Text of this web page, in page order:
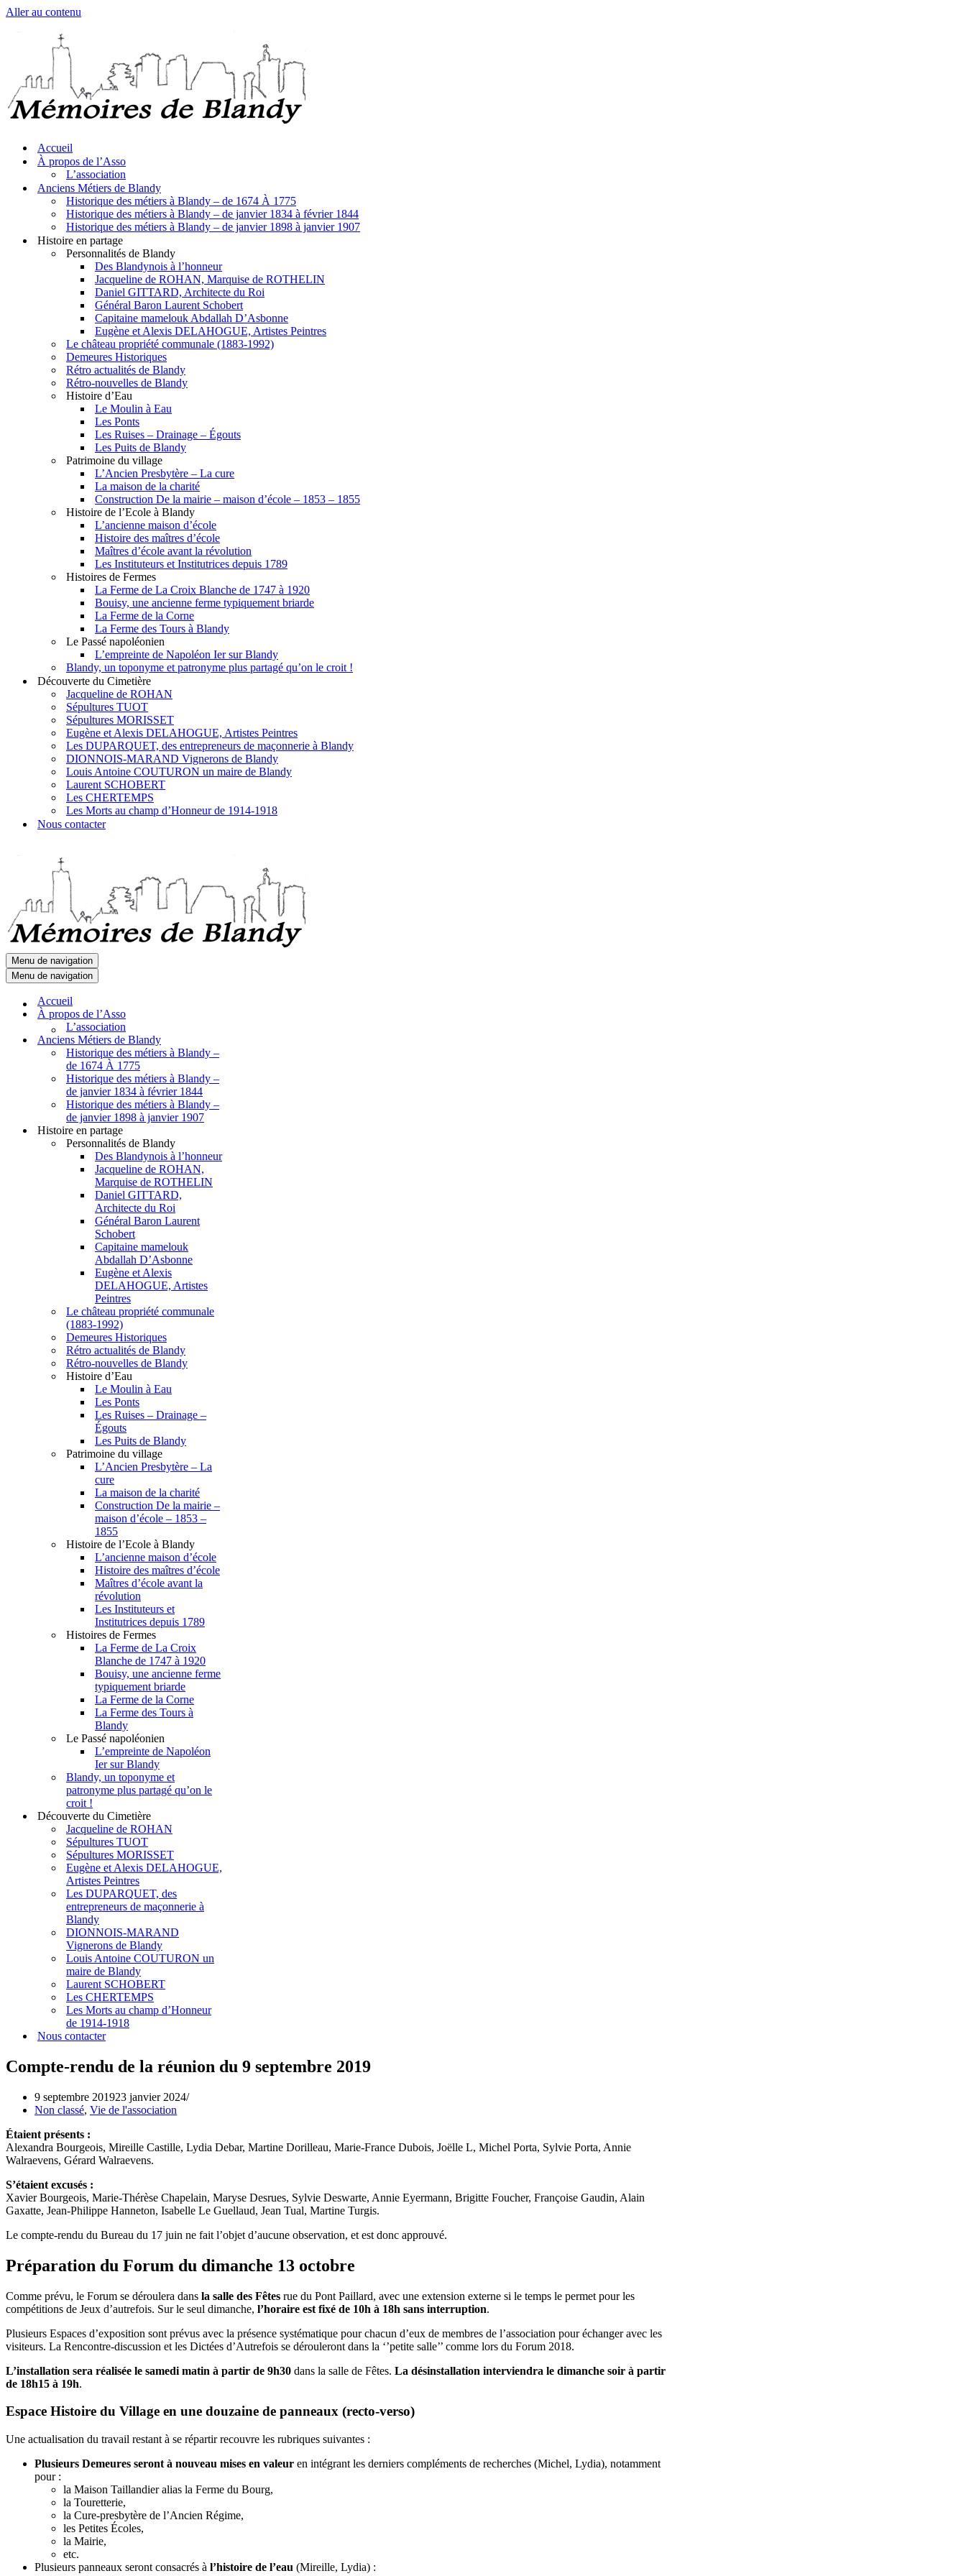
Aller au contenu
Accueil
À propos de l’Asso
L’association
Anciens Métiers de Blandy
Historique des métiers à Blandy – de 1674 À 1775
Historique des métiers à Blandy – de janvier 1834 à février 1844
Historique des métiers à Blandy – de janvier 1898 à janvier 1907
Histoire en partage
Personnalités de Blandy
Des Blandynois à l’honneur
Jacqueline de ROHAN, Marquise de ROTHELIN
Daniel GITTARD, Architecte du Roi
Général Baron Laurent Schobert
Capitaine mamelouk Abdallah D’Asbonne
Eugène et Alexis DELAHOGUE, Artistes Peintres
Le château propriété communale (1883-1992)
Demeures Historiques
Rétro actualités de Blandy
Rétro-nouvelles de Blandy
Histoire d’Eau
Le Moulin à Eau
Les Ponts
Les Ruises – Drainage – Égouts
Les Puits de Blandy
Patrimoine du village
L’Ancien Presbytère – La cure
La maison de la charité
Construction De la mairie – maison d’école – 1853 – 1855
Histoire de l’Ecole à Blandy
L’ancienne maison d’école
Histoire des maîtres d’école
Maîtres d’école avant la révolution
Les Instituteurs et Institutrices depuis 1789
Histoires de Fermes
La Ferme de La Croix Blanche de 1747 à 1920
Bouisy, une ancienne ferme typiquement briarde
La Ferme de la Corne
La Ferme des Tours à Blandy
Le Passé napoléonien
L’empreinte de Napoléon Ier sur Blandy
Blandy, un toponyme et patronyme plus partagé qu’on le croit !
Découverte du Cimetière
Jacqueline de ROHAN
Sépultures TUOT
Sépultures MORISSET
Eugène et Alexis DELAHOGUE, Artistes Peintres
Les DUPARQUET, des entrepreneurs de maçonnerie à Blandy
DIONNOIS-MARAND Vignerons de Blandy
Louis Antoine COUTURON un maire de Blandy
Laurent SCHOBERT
Les CHERTEMPS
Les Morts au champ d’Honneur de 1914-1918
Nous contacter
Menu de navigation
Menu de navigation
Accueil
À propos de l’Asso
L’association
Anciens Métiers de Blandy
Historique des métiers à Blandy –
de 1674 À 1775
Historique des métiers à Blandy –
de janvier 1834 à février 1844
Historique des métiers à Blandy –
de janvier 1898 à janvier 1907
Histoire en partage
Personnalités de Blandy
Des Blandynois à l’honneur
Jacqueline de ROHAN,
Marquise de ROTHELIN
Daniel GITTARD,
Architecte du Roi
Général Baron Laurent
Schobert
Capitaine mamelouk
Abdallah D’Asbonne
Eugène et Alexis
DELAHOGUE, Artistes
Peintres
Le château propriété communale
(1883-1992)
Demeures Historiques
Rétro actualités de Blandy
Rétro-nouvelles de Blandy
Histoire d’Eau
Le Moulin à Eau
Les Ponts
Les Ruises – Drainage –
Égouts
Les Puits de Blandy
Patrimoine du village
L’Ancien Presbytère – La
cure
La maison de la charité
Construction De la mairie –
maison d’école – 1853 –
1855
Histoire de l’Ecole à Blandy
L’ancienne maison d’école
Histoire des maîtres d’école
Maîtres d’école avant la
révolution
Les Instituteurs et
Institutrices depuis 1789
Histoires de Fermes
La Ferme de La Croix
Blanche de 1747 à 1920
Bouisy, une ancienne ferme
typiquement briarde
La Ferme de la Corne
La Ferme des Tours à
Blandy
Le Passé napoléonien
L’empreinte de Napoléon
Ier sur Blandy
Blandy, un toponyme et
patronyme plus partagé qu’on le
croit !
Découverte du Cimetière
Jacqueline de ROHAN
Sépultures TUOT
Sépultures MORISSET
Eugène et Alexis DELAHOGUE,
Artistes Peintres
Les DUPARQUET, des
entrepreneurs de maçonnerie à
Blandy
DIONNOIS-MARAND
Vignerons de Blandy
Louis Antoine COUTURON un
maire de Blandy
Laurent SCHOBERT
Les CHERTEMPS
Les Morts au champ d’Honneur
de 1914-1918
Nous contacter
Compte-rendu de la réunion du 9 septembre 2019
9 septembre 201923 janvier 2024
Non classé, Vie de l'association
Étaient présents :
Alexandra Bourgeois, Mireille Castille, Lydia Debar, Martine Dorilleau, Marie-France Dubois, Joëlle L, Michel Porta, Sylvie Porta, Annie
Walraevens, Gérard Walraevens.
S’étaient excusés :
Xavier Bourgeois, Marie-Thérèse Chapelain, Maryse Desrues, Sylvie Deswarte, Annie Eyermann, Brigitte Foucher, Françoise Gaudin, Alain
Gaxatte, Jean-Philippe Hanneton, Isabelle Le Guellaud, Jean Tual, Martine Turgis.
Le compte-rendu du Bureau du 17 juin ne fait l’objet d’aucune observation, et est donc approuvé.
Préparation du Forum du dimanche 13 octobre
Comme prévu, le Forum se déroulera dans la salle des Fêtes rue du Pont Paillard, avec une extension externe si le temps le permet pour les
compétitions de Jeux d’autrefois. Sur le seul dimanche, l’horaire est fixé de 10h à 18h sans interruption.
Plusieurs Espaces d’exposition sont prévus avec la présence systématique pour chacun d’eux de membres de l’association pour échanger avec les
visiteurs. La Rencontre-discussion et les Dictées d’Autrefois se dérouleront dans la ‘’petite salle’’ comme lors du Forum 2018.
L’installation sera réalisée le samedi matin à partir de 9h30 dans la salle de Fêtes. La désinstallation interviendra le dimanche soir à partir
de 18h15 à 19h.
Espace Histoire du Village en une douzaine de panneaux (recto-verso)
Une actualisation du travail restant à se répartir recouvre les rubriques suivantes :
Plusieurs Demeures seront à nouveau mises en valeur en intégrant les derniers compléments de recherches (Michel, Lydia), notamment
pour :
la Maison Taillandier alias la Ferme du Bourg,
la Touretterie,
la Cure-presbytère de l’Ancien Régime,
les Petites Écoles,
la Mairie,
etc.
Plusieurs panneaux seront consacrés à l’histoire de l’eau (Mireille, Lydia) :